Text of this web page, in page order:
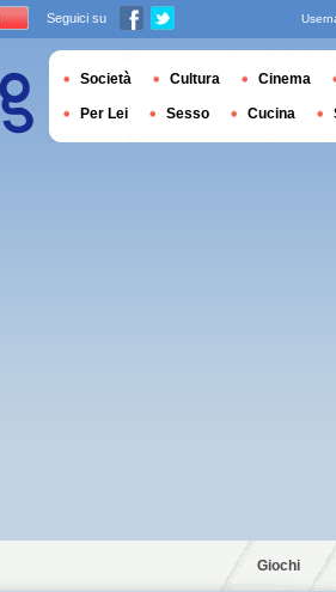
Giochi
Seguici su
Società Cultura Cinema
Per Lei Sesso Cucina